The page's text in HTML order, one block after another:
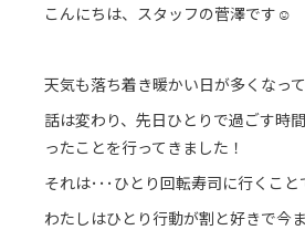
こんにちは、スタッフの菅澤です☺
天気も落ち着き暖かい日が多くなって
話は変わり、先日ひとりで過ごす時
ったことを行ってきました！
それは･･･ひとり回転寿司に行くこと
わたしはひとり行動が割と好きで今